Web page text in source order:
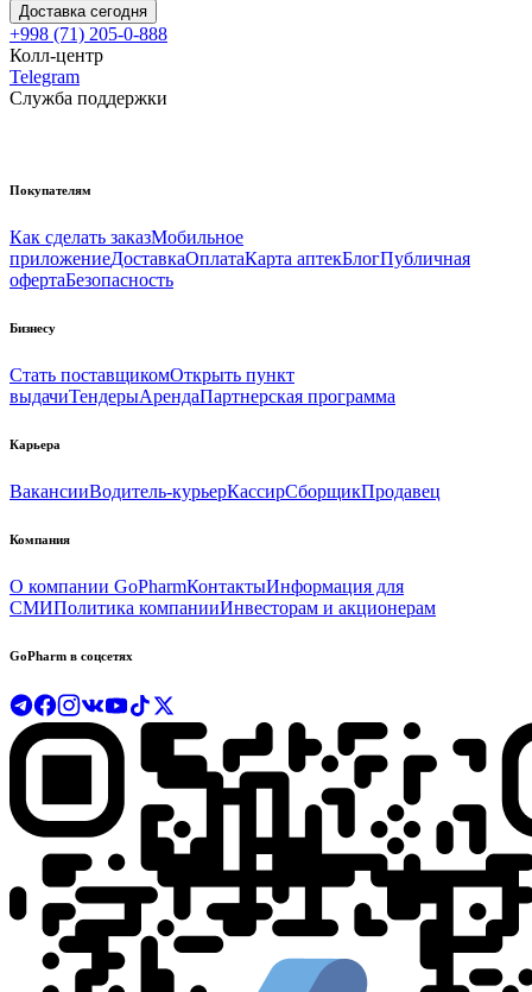
Доставка сегодня
+998 (71) 205-0-888
Колл-центр
Telegram
Служба поддержки
Покупателям
Как сделать заказМобильное
приложениеДоставкаОплатаКарта аптекБлогПубличная
офертаБезопасность
Бизнесу
Стать поставщикомОткрыть пункт
выдачиТендерыАрендаПартнерская программа
Карьера
ВакансииВодитель-курьерКассирСборщикПродавец
Компания
О компании GoPharmКонтактыИнформация для
СМИПолитика компанииИнвесторам и акционерам
GoPharm в соцсетях